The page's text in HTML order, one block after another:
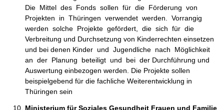
Die  Mittel  des  Fonds  sollen  für  die  Förderung  von
Projekten  in  Thüringen  verwendet  werden.  Vorrangig
werden  solche  Projekte  gefördert,  die  sich  für  die
Verbreitung und Durchsetzung von Kinderrechten einsetzen
und bei denen Kinder  und  Jugendliche  nach  Möglichkeit
an  der  Planung  beteiligt  und  bei  der Durchführung und
Auswertung einbezogen werden. Die Projekte sollen
beispielgebend für die fachliche Weiterentwicklung in
Thüringen sein
Ministerium für Soziales Gesundheit Frauen und Familie